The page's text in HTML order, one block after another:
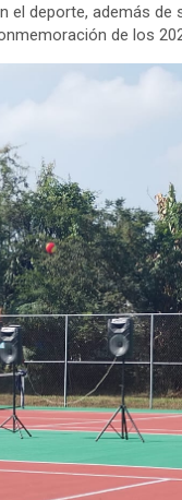
deporte, además
de los